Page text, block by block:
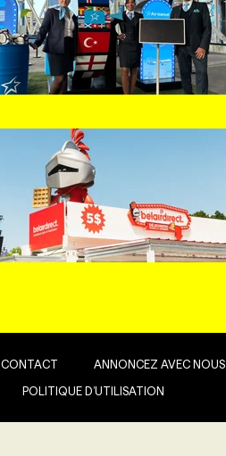
CONTACT ANNONCEZ AVEC NOUS
POLITIQUE D’UTILISATION